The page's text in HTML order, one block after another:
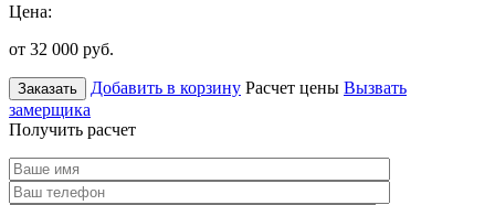
Цена:
от 32 000 руб.
Заказать Добавить в корзину Расчет цены Вызвать
замерщика
Получить расчет